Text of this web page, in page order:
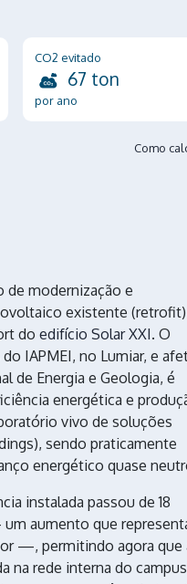
CO2 evitado
67 ton
por ano
Como
de modernização e
existente
do edifício Solar XXI. O
IAPMEI, no Lumiar, e
de Energia e Geologia, é
energética e
vivo de soluções
sendo praticamente
energético quase
instalada passou de 18
aumento que
—, permitindo agora que
na rede interna do